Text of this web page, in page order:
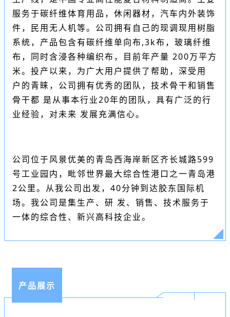
服务于碳纤维体育用品，休闲器材，汽车内外装饰
件，民用无人机等。公司拥有自己的现调现用树脂
系统，产品包含有碳纤维单向布,3k布，玻璃纤维
布，同时含浸各种编织布，目前年产量 200万平方
米。投产以来，为广大用户提供了帮助，深受用
户的青睐，公司拥有优秀的团队，技术骨干和销售
骨干都 是从事本行业20年的团队，具有广泛的行
业经验，对未来 发展充满信心。
公司位于风景优美的青岛西海岸新区齐长城路599
号工业园内，毗邻世界最大综合性港口之一青岛港
2公里。从我公司出发，40分钟到达胶东国际机
场。我公司是集生产、研 发、销售、技术服务于
一体的综合性、新兴高科技企业。
产品展示